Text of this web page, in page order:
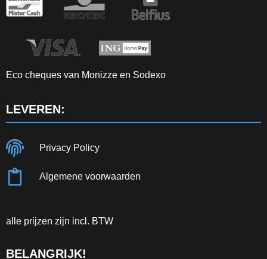
Eco cheques van Monizze en Sodexo
LEVEREN:
Privacy Policy
Algemene voorwaarden
alle prijzen zijn incl. BTW
BELANGRIJK!